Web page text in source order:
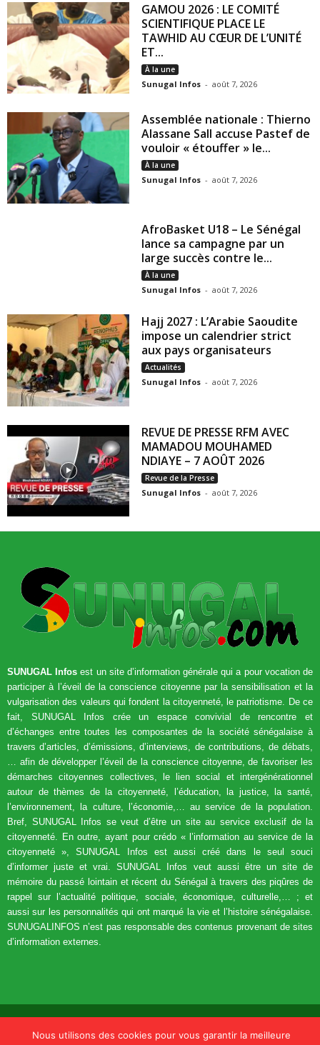
GAMOU 2026 : LE COMITÉ
SCIENTIFIQUE PLACE LE
TAWHID AU CŒUR DE L’UNITÉ
ET...
À la une
Sunugal Infos - août 7, 2026
Assemblée nationale : Thierno
Alassane Sall accuse Pastef de
vouloir « étouffer » le...
À la une
Sunugal Infos - août 7, 2026
AfroBasket U18 – Le Sénégal
lance sa campagne par un
large succès contre le...
À la une
Sunugal Infos - août 7, 2026
Hajj 2027 : L’Arabie Saoudite
impose un calendrier strict
aux pays organisateurs
Actualités
Sunugal Infos - août 7, 2026
REVUE DE PRESSE RFM AVEC
MAMADOU MOUHAMED
NDIAYE – 7 AOÛT 2026
Revue de la Presse
Sunugal Infos - août 7, 2026
SUNUGAL Infos est un site d’information générale qui a pour vocation de
participer à l’éveil de la conscience citoyenne par la sensibilisation et la
vulgarisation des valeurs qui fondent la citoyenneté, le patriotisme. De ce
fait, SUNUGAL Infos crée un espace convivial de rencontre et
d’échanges entre toutes les composantes de la société sénégalaise à
travers d’articles, d’émissions, d’interviews, de contributions, de débats,
… afin de développer l’éveil de la conscience citoyenne, de favoriser les
démarches citoyennes collectives, le lien social et intergénérationnel
autour de thèmes de la citoyenneté, l’éducation, la justice, la santé,
l’environnement, la culture, l’économie,… au service de la population.
Bref, SUNUGAL Infos se veut d’être un site au service exclusif de la
citoyenneté. En outre, ayant pour crédo « l’information au service de la
citoyenneté », SUNUGAL Infos est aussi créé dans le seul souci
d’informer juste et vrai. SUNUGAL Infos veut aussi être un site de
mémoire du passé lointain et récent du Sénégal à travers des piqûres de
rappel sur l’actualité politique, sociale, économique, culturelle,… ; et
aussi sur les personnalités qui ont marqué la vie et l’histoire sénégalaise.
SUNUGALINFOS n’est pas responsable des contenus provenant de sites
d’information externes.
Accueil Actualités Politique Economie Société
Diaspora
Videos
Sports
Nous utilisons des cookies pour vous garantir la meilleure